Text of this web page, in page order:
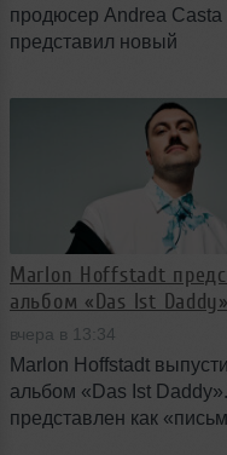
продюсер Andrea Casta
представил новый
Sounds Of Marble,
внутри действующего
мраморного карьера
провинции Brescia.
включает живой
и официальный клип на
сингл Fragments, и
живое исполнение,
масштабную
постановку.
Marlon Hoffstadt
альбом «Das Ist Daddy»
вчера в 13:34
Marlon Hoffstadt
альбом «Das Ist
представлен как